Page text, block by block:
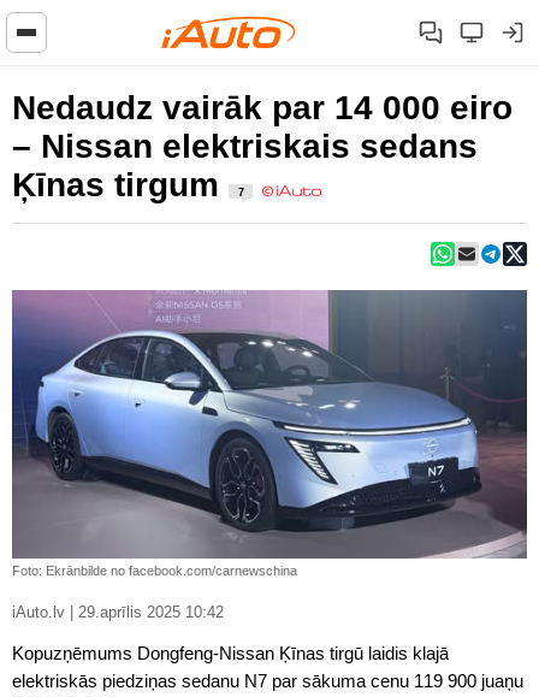
Nedaudz vairāk par 14 000 eiro
– Nissan elektriskais sedans
Ķīnas tirgum
7
Foto: Ekrānbilde no facebook.com/carnewschina
iAuto.lv | 29.aprīlis 2025 10:42
Kopuzņēmums Dongfeng-Nissan Ķīnas tirgū laidis klajā
elektriskās piedziņas sedanu N7 par sākuma cenu 119 900 juaņu